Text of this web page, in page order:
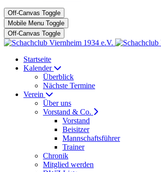
Off-Canvas Toggle
Mobile Menu Toggle
Off-Canvas Toggle
Startseite
Kalender
Überblick
Nächste Termine
Verein
Über uns
Vorstand & Co.
Vorstand
Beisitzer
Mannschaftsführer
Trainer
Chronik
Mitglied werden